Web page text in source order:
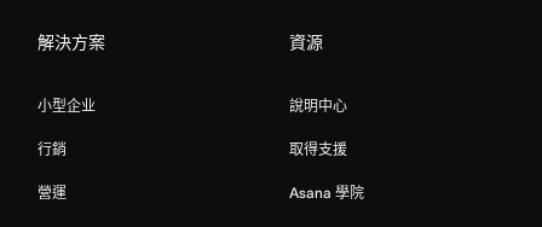
解決方案
小型企业
行銷
營運
資源
說明中心
取得支援
Asana 學院